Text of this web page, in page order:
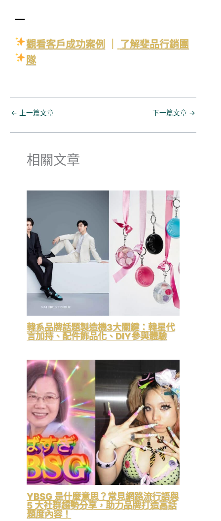
—
觀看客戶成功案例
了解斐品行銷團
隊
← 上一篇文章 下一篇文章 →
相關文章
韓系品牌話題製造機3大關鍵：韓星代
言加持、配件飾品化、DIY參與體驗
YBSG 是什麼意思？常見網路流行語與
5 大社群趨勢分享，助力品牌打造高話
題度內容！